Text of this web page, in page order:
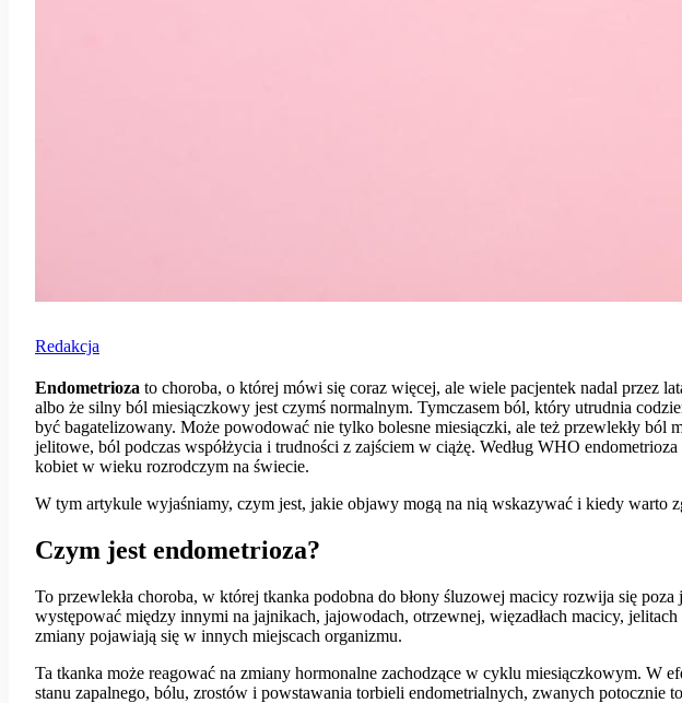
Redakcja
Endometrioza to choroba, o której mówi się coraz więcej, ale wiele pacjentek nadal przez
albo że silny ból miesiączkowy jest czymś normalnym. Tymczasem ból, który utrudnia
być bagatelizowany. Może powodować nie tylko bolesne miesiączki, ale też przewlekły ból
jelitowe, ból podczas współżycia i trudności z zajściem w ciążę. Według WHO
kobiet w wieku rozrodczym na świecie.
W tym artykule wyjaśniamy, czym jest, jakie objawy mogą na nią wskazywać i kiedy warto
Czym jest endometrioza?
To przewlekła choroba, w której tkanka podobna do błony śluzowej macicy rozwija się poza
występować między innymi na jajnikach, jajowodach, otrzewnej, więzadłach macicy,
zmiany pojawiają się w innych miejscach organizmu.
Ta tkanka może reagować na zmiany hormonalne zachodzące w cyklu miesiączkowym. W
stanu zapalnego, bólu, zrostów i powstawania torbieli endometrialnych, zwanych potocznie